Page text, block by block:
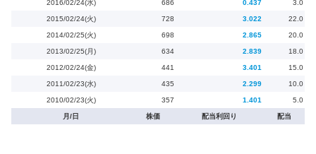
2016/02/24(水) 686 0.437 3.0
2015/02/24(火) 728 3.022 22.0
2014/02/25(火) 698 2.865 20.0
2013/02/25(月) 634 2.839 18.0
2012/02/24(金) 441 3.401 15.0
2011/02/23(水) 435 2.299 10.0
2010/02/23(火) 357 1.401 5.0
月/日 株価 配当利回り 配当